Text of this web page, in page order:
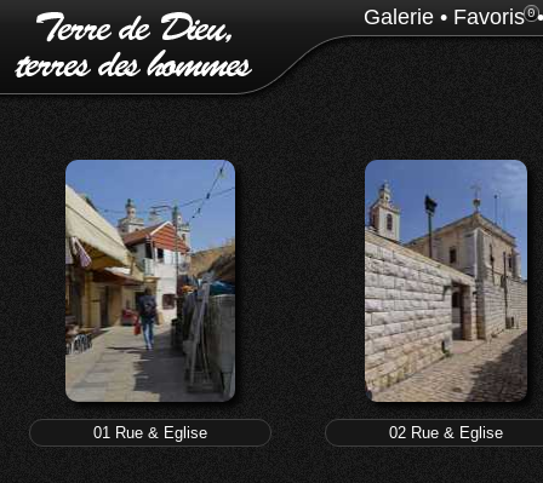
Galerie • Favoris0
01 Rue & Eglise 02 Rue & Eglise